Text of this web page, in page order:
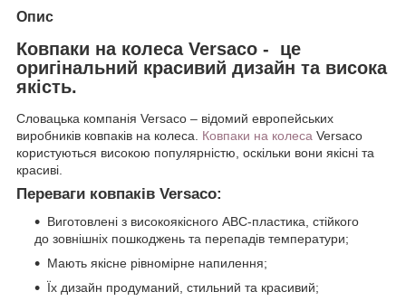
Опис
Ковпаки на колеса Versaco - це
оригінальний красивий дизайн та висока
якість.
Словацька компанія Versaco – відомий европейських
виробників ковпаків на колеса. Ковпаки на колеса Versaco
користуються високою популярністю, оскільки вони якісні та
красиві.
Переваги ковпаків Versaco:
Виготовлені з високоякісного АВС-пластика, стійкого
до зовнішніх пошкоджень та перепадів температури;
Мають якісне рівномірне напилення;
Їх дизайн продуманий, стильний та красивий;